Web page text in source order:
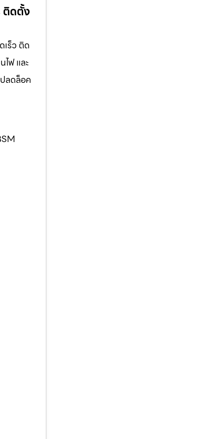
ติดตั้ง
ร็ว ติด
ฟ และ
ลดล็อค